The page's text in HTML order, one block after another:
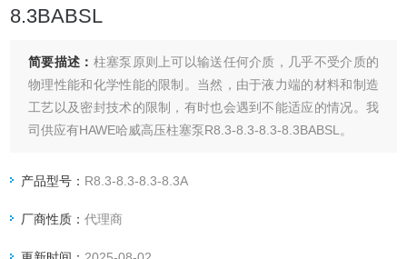
8.3BABSL
简要描述： 柱塞泵原则上可以输送任何介质，几乎不受介质的
物理性能和化学性能的限制。当然，由于液力端的材料和制造
工艺以及密封技术的限制，有时也会遇到不能适应的情况。我
司供应有HAWE哈威高压柱塞泵R8.3-8.3-8.3-8.3BABSL。
产品型号： R8.3-8.3-8.3-8.3A
厂商性质：代理商